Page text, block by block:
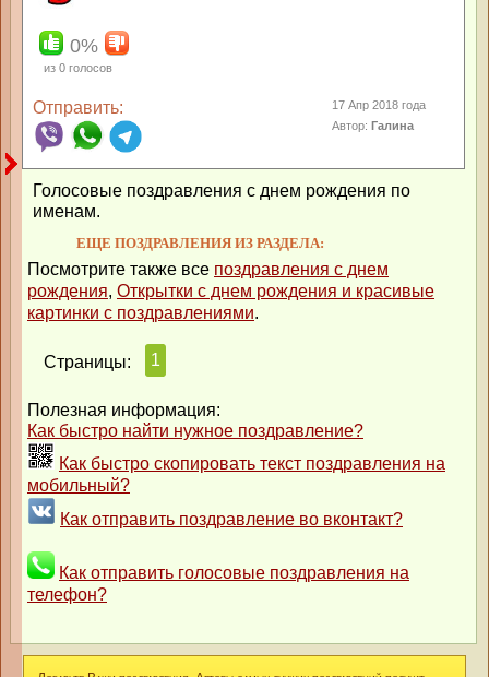
0%
из 0 голосов
Отправить:
17 Апр 2018 года
Автор:Галина
Голосовые поздравления с днем рождения по
именам.
ЕЩЕ ПОЗДРАВЛЕНИЯ ИЗ РАЗДЕЛА:
Посмотрите также все поздравления с днем
рождения, Открытки с днем рождения и красивые
картинки с поздравлениями.
Страницы: 1
Полезная информация:
Как быстро найти нужное поздравление?
Как быстро скопировать текст поздравления на
мобильный?
Как отправить поздравление во вконтакт?
Как отправить голосовые поздравления на
телефон?